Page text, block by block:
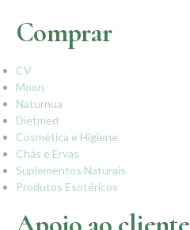
Comprar
CV
Moon
Naturnua
Dietmed
Cosmética e Higiene
Chás e Ervas
Suplementos Naturais
Produtos Esotéricos